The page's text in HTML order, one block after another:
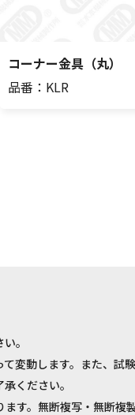
コーナー金具（丸）
品番：KLR
。
変動します。また、試
ください。
す。無断複写・無断複